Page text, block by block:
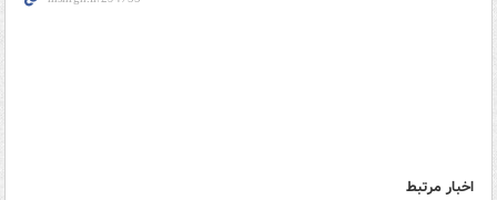
اخبار مرتبط